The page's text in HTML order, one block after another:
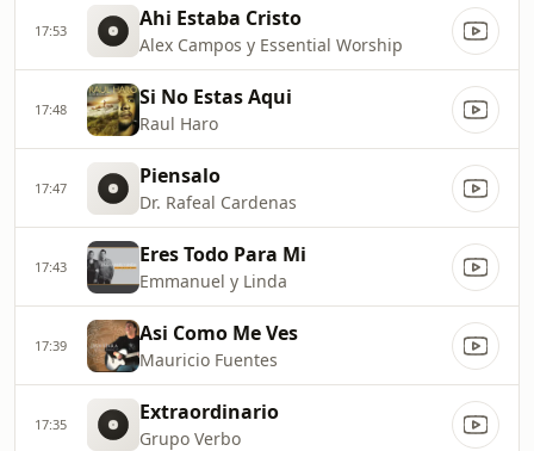
17:53 Ahi Estaba Cristo
Alex Campos y Essential Worship
17:48 Si No Estas Aqui
Raul Haro
17:47 Piensalo
Dr. Rafeal Cardenas
17:43 Eres Todo Para Mi
Emmanuel y Linda
17:39 Asi Como Me Ves
Mauricio Fuentes
17:35 Extraordinario
Grupo Verbo